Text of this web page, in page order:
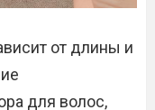
от длины и
для волос,